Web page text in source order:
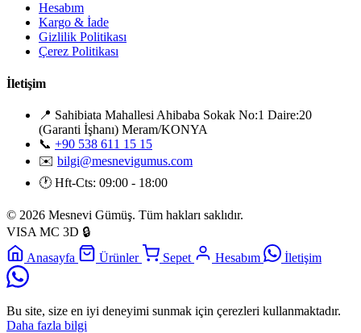
Hesabım
Kargo & İade
Gizlilik Politikası
Çerez Politikası
İletişim
📍 Sahibiata Mahallesi Ahibaba Sokak No:1 Daire:20
(Garanti İşhanı) Meram/KONYA
📞 +90 538 611 15 15
✉️ bilgi@mesnevigumus.com
🕐 Hft-Cts: 09:00 - 18:00
© 2026 Mesnevi Gümüş. Tüm hakları saklıdır.
VISA MC 3D 🔒
Anasayfa
Ürünler Sepet Hesabım İletişim
Bu site, size en iyi deneyimi sunmak için çerezleri kullanmaktadır.
Daha fazla bilgi